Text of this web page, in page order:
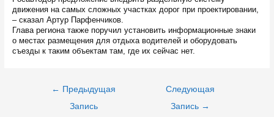
движения на самых сложных участках дорог при проектировании,
– сказал Артур Парфенчиков.
Глава региона также поручил установить информационные знаки
о местах размещения для отдыха водителей и оборудовать
съезды к таким объектам там, где их сейчас нет.
Навигация
← Предыдущая
Запись
Следующая
Запись →